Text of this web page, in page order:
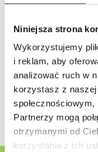
Niniejsza strona
Wykorzystujemy
i reklam, aby
analizować ruch w
korzystasz z
Partnerzy mogą
otrzymanymi od
korzystania z ich
Light as a cloud vanilla
It is whole, round and
Wawel! The product
E476.